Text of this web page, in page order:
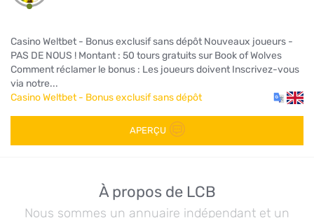
Casino Weltbet - Bonus exclusif sans dépôt Nouveaux joueurs -
PAS DE NOUS ! Montant : 50 tours gratuits sur Book of Wolves
Comment réclamer le bonus : Les joueurs doivent Inscrivez-vous
via notre...
Casino Weltbet - Bonus exclusif sans dépôt
APERÇU
À propos de LCB
Nous sommes un annuaire indépendant et un